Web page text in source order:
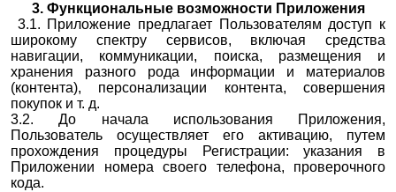
3. Функциональные возможности Приложения
3.1. Приложение предлагает Пользователям доступ к
широкому спектру сервисов, включая средства
навигации, коммуникации, поиска, размещения и
хранения разного рода информации и материалов
(контента), персонализации контента, совершения
покупок и т. д.
3.2. До начала использования Приложения,
Пользователь осуществляет его активацию, путем
прохождения процедуры Регистрации: указания в
Приложении номера своего телефона, проверочного
кода.